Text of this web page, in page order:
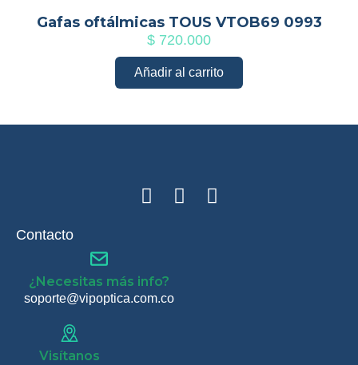
Gafas oftálmicas TOUS VTOB69 0993
$ 720.000
Añadir al carrito
Contacto
¿Necesitas más info?
soporte@vipoptica.com.co
Visítanos